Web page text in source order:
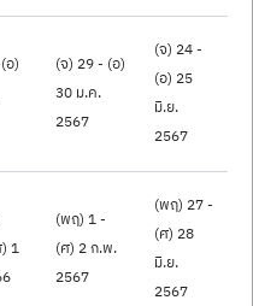
อ)
(จ) 29 - (อ)
30 ม.ค.
2567
(จ) 24 -
(อ) 25
มิ.ย.
2567
1
(พฤ) 1 -
(ศ) 2 ก.พ.
2567
(พฤ) 27 -
(ศ) 28
มิ.ย.
2567